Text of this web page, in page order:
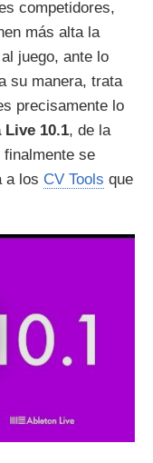
competidores,
más alta la
juego, ante lo
su manera, trata
precisamente lo
10.1, de la
finalmente se
a los CV Tools que